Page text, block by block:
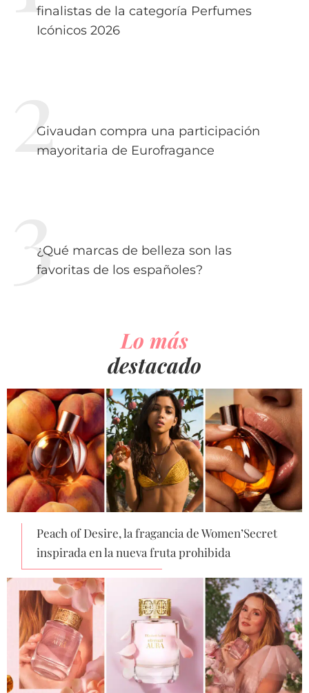
finalistas de la categoría Perfumes
Icónicos 2026
Givaudan compra una participación
mayoritaria de Eurofragance
¿Qué marcas de belleza son las
favoritas de los españoles?
Lo más
destacado
Peach of Desire, la fragancia de Women’Secret
inspirada en la nueva fruta prohibida